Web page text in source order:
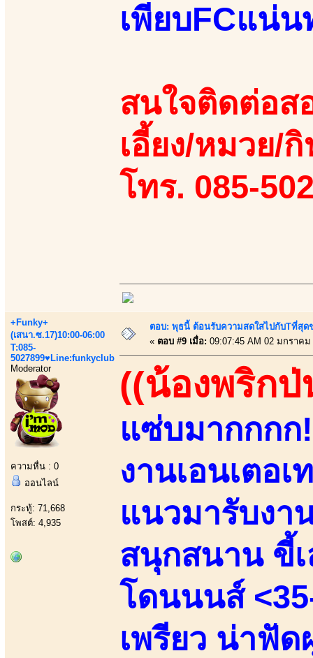
เพียบFCแน่น
สนใจติดต่อส
เอี้ยง/หมวย/
โทร. 085-
+Funky+
(เสนา.ซ.17)10:00-06:00
T:085-
5027899♥Line:funkyclub
Moderator
ความหื่น : 0
ออนไลน์
กระทู้: 71,668
โพสต์: 4,935
ตอบ: พุธนี้ ต้อนรับความสดใสไปกับTที่สุด
« ตอบ #9 เมื่อ: 09:07:45 AM 02 มกราคม
((น้องพริกป่
แซ่บมากกกก
งานเอนเตอ
แนวมารับงา
สนุกสนาน ขี้
โดนนนส์
เพรียว น่าฟัด